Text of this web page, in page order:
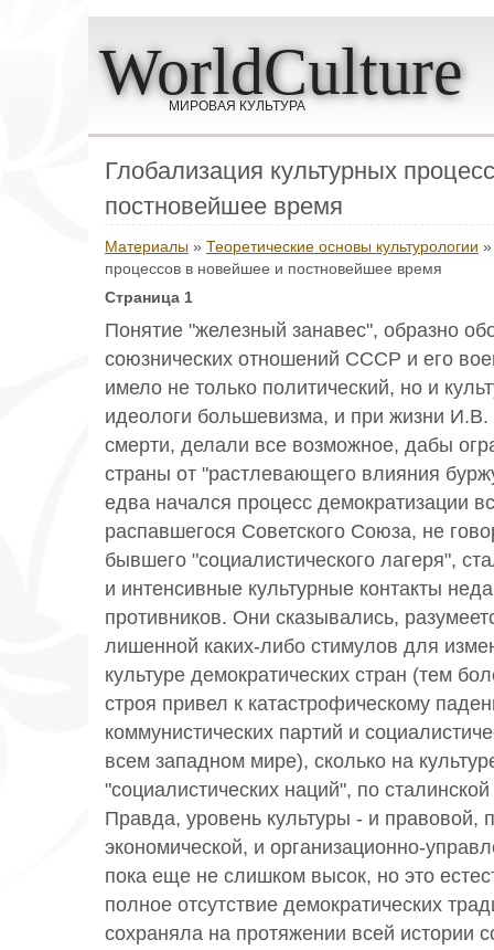
WorldCulture
МИРОВАЯ КУЛЬТУРА
Глобализация культурных
постновейшее время
Материалы » Теоретические основы культурологии »
процессов в новейшее и постновейшее время
Страница 1
Понятие "железный занавес", образно
союзнических отношений СССР и его
имело не только политический, но и
идеологи большевизма, и при жизни И.В.
смерти, делали все возможное, дабы
страны от "растлевающего влияния
едва начался процесс демократизации
распавшегося Советского Союза, не
бывшего "социалистического лагеря",
и интенсивные культурные контакты
противников. Они сказывались,
лишенной каких-либо стимулов для
культуре демократических стран (тем
строя привел к катастрофическому
коммунистических партий и
всем западном мире), сколько на
"социалистических наций", по
Правда, уровень культуры - и правовой,
экономической, и организационно-
пока еще не слишком высок, но это
полное отсутствие демократических
сохраняла на протяжении всей истории